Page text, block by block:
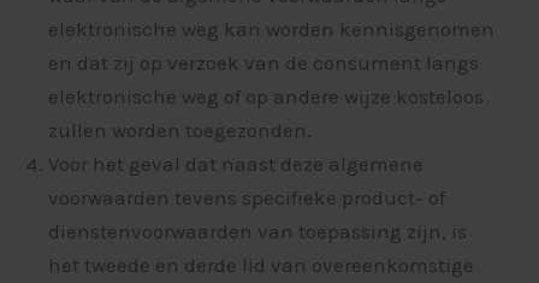
elektronische weg kan worden kennisgenomen
en dat zij op verzoek van de consument langs
elektronische weg of op andere wijze kosteloos
zullen worden toegezonden.
Voor het geval dat naast deze algemene
voorwaarden tevens specifieke product- of
dienstenvoorwaarden van toepassing zijn, is
het tweede en derde lid van overeenkomstige